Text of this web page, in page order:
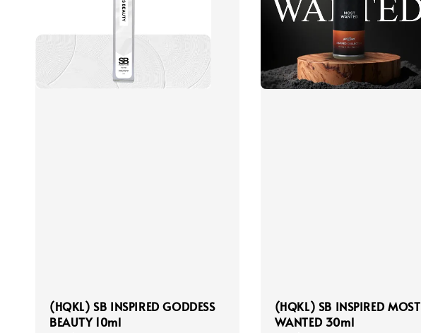
(HQKL) SB INSPIRED GODDESS
BEAUTY 10ml
(HQKL) SB INSPIRED MOST
WANTED 30ml